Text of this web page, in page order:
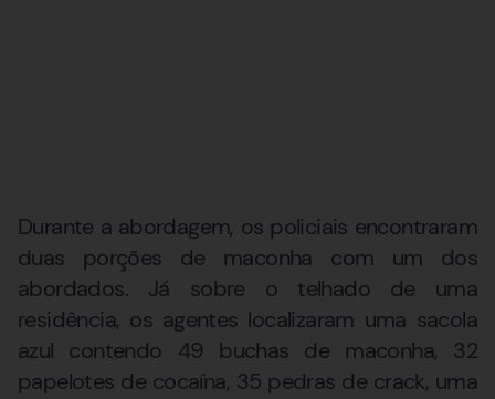
Durante a abordagem, os policiais encontraram
duas porções de maconha com um dos
abordados. Já sobre o telhado de uma
residência, os agentes localizaram uma sacola
azul contendo 49 buchas de maconha, 32
papelotes de cocaína, 35 pedras de crack, uma